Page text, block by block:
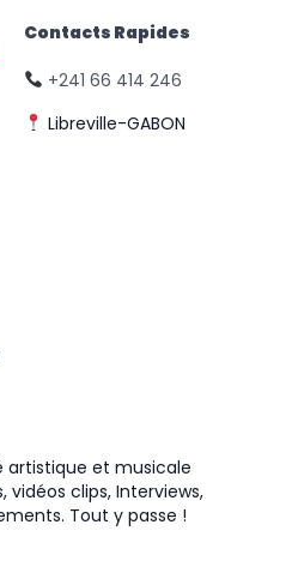
Contacts Rapides
+241 66 414 246
Libreville-GABON
artistique et musicale
vidéos clips, Interviews,
Tout y passe !